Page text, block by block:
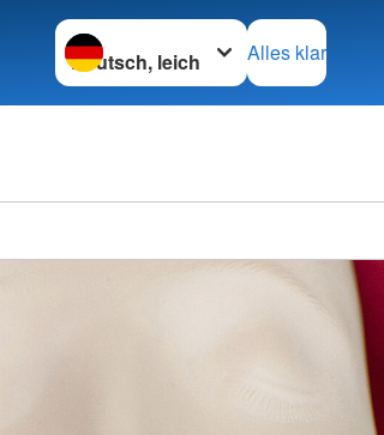
Sprache wechseln zu
Alles klar